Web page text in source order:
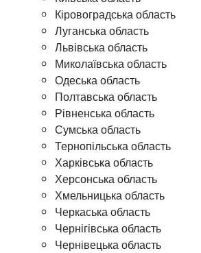
Кіровоградська область
Луганська область
Львівська область
Миколаївська область
Одеська область
Полтавська область
Рівненська область
Сумська область
Тернопільська область
Харківська область
Херсонська область
Хмельницька область
Черкаська область
Чернігівська область
Чернівецька область